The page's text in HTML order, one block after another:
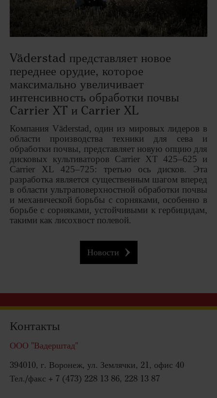
Väderstad представляет новое
переднее орудие, которое
максимально увеличивает
интенсивность обработки почвы
Carrier XT и Carrier XL
Компания Väderstad, один из мировых лидеров в
области производства техники для сева и
обработки почвы, представляет новую опцию для
дисковых культиваторов Carrier XT 425–625 и
Carrier
XL 425–725: третью ось дисков. Эта
разработка является существенным шагом вперед
в области ультраповерхностной обработки почвы
и механической борьбы с сорняками, особенно в
борьбе с сорняками, устойчивыми к гербицидам,
такими как лисохвост полевой.
Новости
Контакты
ООО "Вадерштад"
394010, г. Воронеж, ул. Землячки, 21, офис 40
Тел./факс + 7 (473) 228 13 86, 228 13 87